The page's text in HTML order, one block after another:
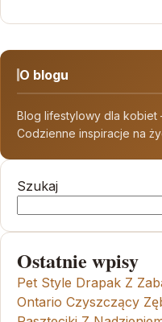
O blogu
Blog lifestylowy dla kobiet
Codzienne inspiracje na
Szukaj
Ostatnie wpisy
Pet Style Drapak Z
Ontario Czyszczący